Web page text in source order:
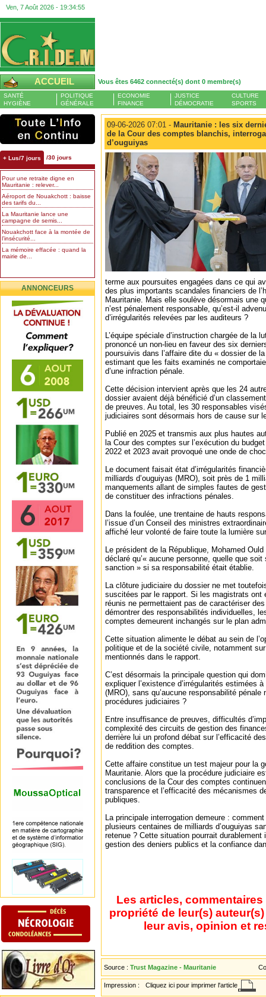
Ven, 7 Août 2026 - 19:34:55
ACCUEIL Vous êtes 6462 connecté(s) dont 0 membre(s)
SANTÉ
HYGIÈNE
POLITIQUE
GÉNÉRALE
ECONOMIE
FINANCE
JUSTICE
DÉMOCRATIE
CULTURE
SPORTS
+ Lus/7 jours /30 jours
Pour une retraite digne en
Mauritanie : relever...
Aéroport de Nouakchott : baisse
des tarifs du...
La Mauritanie lance une
campagne de semis...
Nouakchott face à la montée de
l’insécurité...
La mémoire effacée : quand la
mairie de...
ANNONCEURS
09-06-2026 07:01 - Mauritanie : les six
de la Cour des comptes blanchis,
d’ouguiyas
terme aux poursuites engagées dans ce qui
des plus importants scandales financiers de
Mauritanie. Mais elle soulève désormais une
n’est pénalement responsable, qu’est-il
d’irrégularités relevées par les auditeurs ?
L’équipe spéciale d’instruction chargée de la
prononcé un non-lieu en faveur des six
poursuivis dans l’affaire dite du « dossier de
estimant que les faits examinés ne
d’une infraction pénale.
Cette décision intervient après que les 24
dossier avaient déjà bénéficié d’un
de preuves. Au total, les 30 responsables
judiciaires sont désormais hors de cause sur
Publié en 2025 et transmis aux plus hautes
la Cour des comptes sur l’exécution du
2022 et 2023 avait provoqué une onde de
Le document faisait état d’irrégularités
milliards d’ouguiyas (MRO), soit près de 1
manquements allant de simples fautes de
de constituer des infractions pénales.
Dans la foulée, une trentaine de hauts
l’issue d’un Conseil des ministres
affiché leur volonté de faire toute la lumière
Le président de la République, Mohamed
déclaré qu’« aucune personne, quelle que
sanction » si sa responsabilité était établie.
La clôture judiciaire du dossier ne met
suscitées par le rapport. Si les magistrats ont
réunis ne permettaient pas de caractériser
démontrer des responsabilités individuelles,
comptes demeurent inchangés sur le plan
Cette situation alimente le débat au sein de
politique et de la société civile, notamment
mentionnés dans le rapport.
C’est désormais la principale question qui
expliquer l’existence d’irrégularités estimées
(MRO), sans qu’aucune responsabilité pénale
procédures judiciaires ?
Entre insuffisance de preuves, difficultés
complexité des circuits de gestion des
derrière lui un profond débat sur l’efficacité
de reddition des comptes.
Cette affaire constitue un test majeur pour la
Mauritanie. Alors que la procédure judiciaire
conclusions de la Cour des comptes
transparence et l’efficacité des mécanismes
publiques.
La principale interrogation demeure :
plusieurs centaines de milliards d’ouguiyas
retenue ? Cette situation pourrait durablement
gestion des deniers publics et la confiance
Les articles,
propriété de leur(s)
leur avis, opinion et
Source : Trust Magazine - Mauritanie
Impression : Cliquez ici pour imprimer l'article